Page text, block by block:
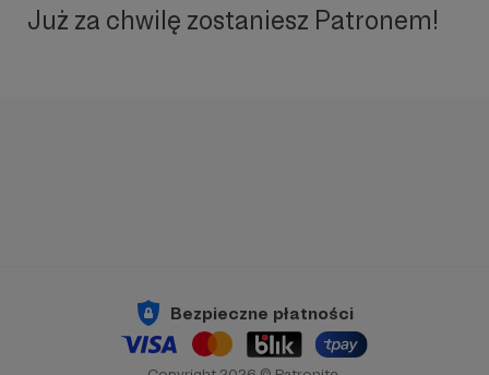
Już za chwilę zostaniesz Patronem!
Bezpieczne płatności